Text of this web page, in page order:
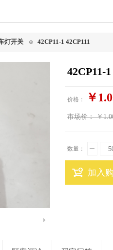
灯开关 ⊙ 42CP11-1 42CP111
42CP11-
价格： ￥
市场价： ￥
数量：
加入